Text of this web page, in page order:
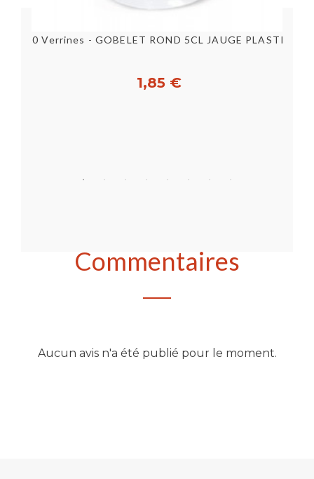
1,85 €
Commentaires
Aucun avis n'a été publié pour le moment.